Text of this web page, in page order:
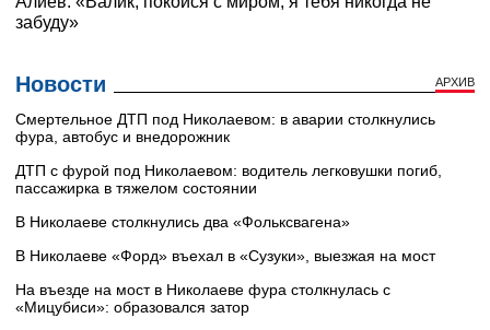
Новости АРХИВ
Смертельное ДТП под Николаевом: в аварии столкнулись
фура, автобус и внедорожник
ДТП с фурой под Николаевом: водитель легковушки погиб,
пассажирка в тяжелом состоянии
В Николаеве столкнулись два «Фольксвагена»
В Николаеве «Форд» въехал в «Сузуки», выезжая на мост
На въезде на мост в Николаеве фура столкнулась с
«Мицубиси»: образовался затор